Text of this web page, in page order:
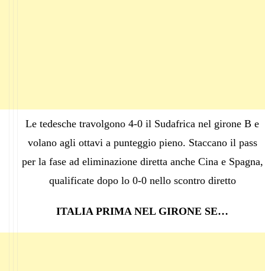
Le tedesche travolgono 4-0 il Sudafrica nel girone B e
volano agli ottavi a punteggio pieno. Staccano il pass
per la fase ad eliminazione diretta anche Cina e Spagna,
qualificate dopo lo 0-0 nello scontro diretto
ITALIA PRIMA NEL GIRONE SE…